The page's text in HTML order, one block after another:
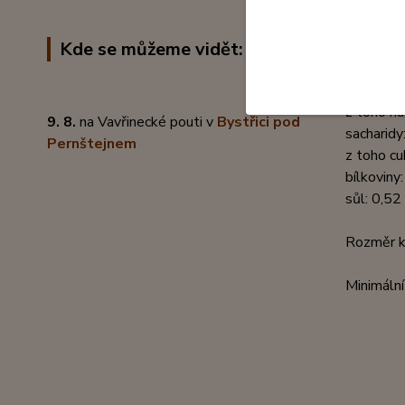
Kde se můžeme vidět:
9. 8. na Vavřinecké pouti v Bystřici pod
Pernštejnem
z toho
z toho
sůl: 0,52
Rozměr